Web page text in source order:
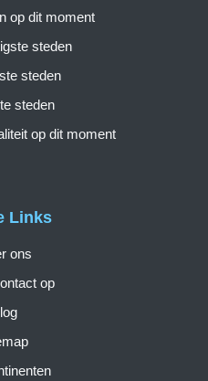
Links
ons
op
op dit moment
steden
steden
steden
op dit moment